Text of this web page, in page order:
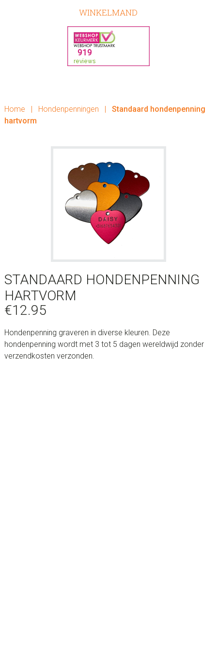
WINKELMAND
Home | Hondenpenningen |
Standaard hondenpenning
hartvorm
STANDAARD HONDENPENNING
HARTVORM
€12.95
Hondenpenning graveren in diverse kleuren. Deze
hondenpenning wordt met 3 tot 5 dagen wereldwijd zonder
verzendkosten verzonden.